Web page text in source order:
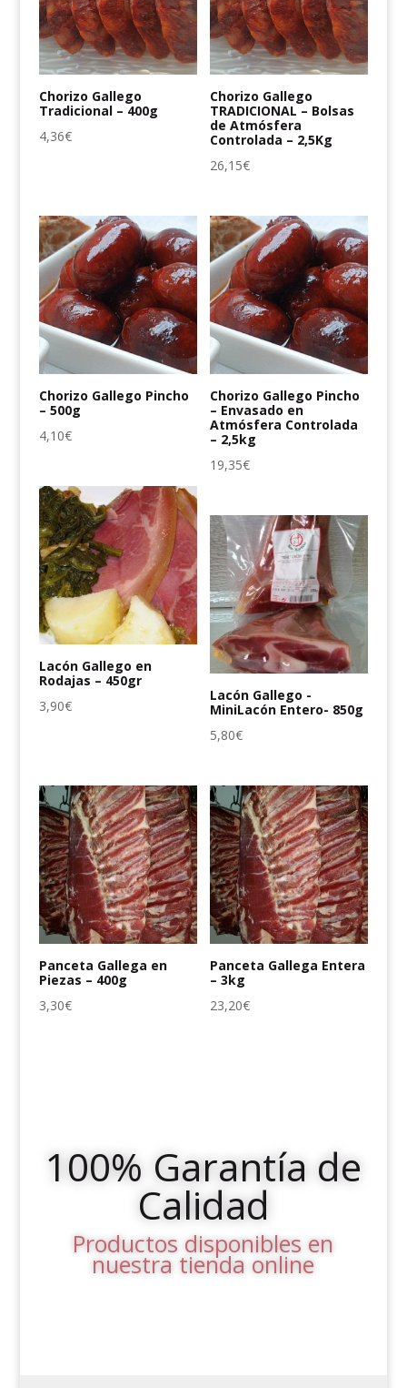
Chorizo Gallego
Tradicional – 400g
4,36€
Chorizo Gallego
TRADICIONAL – Bolsas
de Atmósfera
Controlada – 2,5Kg
26,15€
Chorizo Gallego Pincho
– 500g
4,10€
Chorizo Gallego Pincho
– Envasado en
Atmósfera Controlada
– 2,5kg
19,35€
Lacón Gallego en
Rodajas – 450gr
3,90€
Lacón Gallego -
MiniLacón Entero- 850g
5,80€
Panceta Gallega en
Piezas – 400g
3,30€
Panceta Gallega Entera
– 3kg
23,20€
100% Garantía de
Calidad
Productos disponibles en
nuestra tienda online